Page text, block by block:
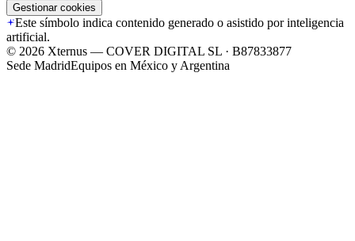
Gestionar cookies
Este símbolo indica contenido generado o asistido por inteligencia
artificial.
© 2026 Xternus — COVER DIGITAL SL · B87833877
Sede MadridEquipos en México y Argentina